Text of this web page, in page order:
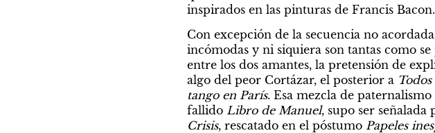
inspirados en las pinturas de Francis Bacon.
Con excepción de la secuencia no
incómodas y ni siquiera son tantas como
entre los dos amantes, la pretensión de
algo del peor Cortázar, el posterior a
tango en París. Esa mezcla de
fallido Libro de Manuel
Crisis, rescatado en el póstumo Papeles